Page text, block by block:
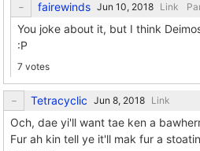
fairewinds Link
You joke about it, but I think
:P
7 votes
Tetracyclic Link
Och, dae yi'll want tae ken a
Fur ah kin tell ye it'll mak fur a